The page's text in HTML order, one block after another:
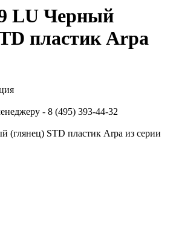
LU Черный
пластик Arpa
- 8 (495) 393-44-32
(глянец) STD пластик Arpa из серии